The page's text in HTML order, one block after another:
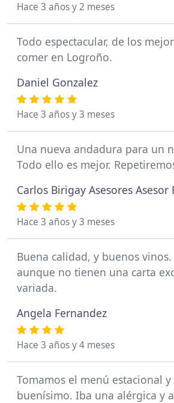
Hace 3 años y 2 meses
Todo espectacular, de los
comer en Logroño.
Daniel Gonzalez
Hace 3 años y 3 meses
Una nueva andadura para un
Todo ello es mejor.
Carlos Birigay Asesores Asesor
Hace 3 años y 3 meses
Buena calidad, y buenos
aunque no tienen una carta
variada.
Angela Fernandez
Hace 3 años y 4 meses
Tomamos el menú estacional
buenísimo. Iba una alérgica y